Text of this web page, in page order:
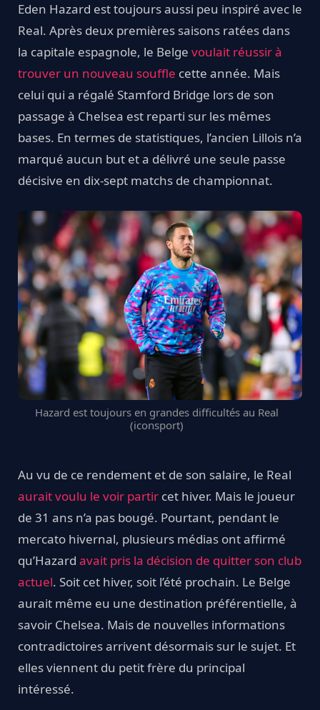
Eden Hazard est toujours aussi peu inspiré avec le
Real. Après deux premières saisons ratées dans
la capitale espagnole, le Belge voulait réussir à
trouver un nouveau souffle cette année. Mais
celui qui a régalé Stamford Bridge lors de son
passage à Chelsea est reparti sur les mêmes
bases. En termes de statistiques, l’ancien Lillois n’a
marqué aucun but et a délivré une seule passe
décisive en dix-sept matchs de championnat.
Hazard est toujours en grandes difficultés au Real
(iconsport)
Au vu de ce rendement et de son salaire, le Real
aurait voulu le voir partir cet hiver. Mais le joueur
de 31 ans n’a pas bougé. Pourtant, pendant le
mercato hivernal, plusieurs médias ont affirmé
qu’Hazard avait pris la décision de quitter son club
actuel. Soit cet hiver, soit l’été prochain. Le Belge
aurait même eu une destination préférentielle, à
savoir Chelsea. Mais de nouvelles informations
contradictoires arrivent désormais sur le sujet. Et
elles viennent du petit frère du principal
intéressé.